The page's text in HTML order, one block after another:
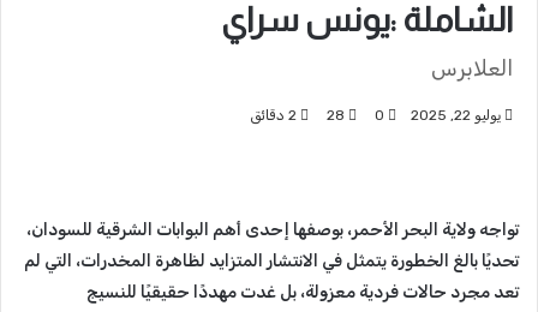
الشاملة :يونس سراي
العلابرس
يوليو 22, 2025 0
28
تواجه ولاية البحر الأحمر، بوصفها إحدى أهم البوابات الشرقية للسودان،
تحديًا بالغ الخطورة يتمثل في الانتشار المتزايد لظاهرة المخدرات، التي لم
تعد مجرد حالات فردية معزولة، بل غدت مهددًا حقيقيًا للنسيج